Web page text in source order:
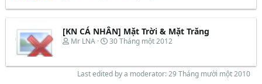
a
t
e
ầ
r
a
d
a
à
b
ắ
ầ
u
[KN CÁ NHÂN] Mặt Trời & Mặt Trăng
T
e
Mr LNA
N
y
b
30 Tháng một 2012
Last edited by a moderator:29 Tháng mười một 2010